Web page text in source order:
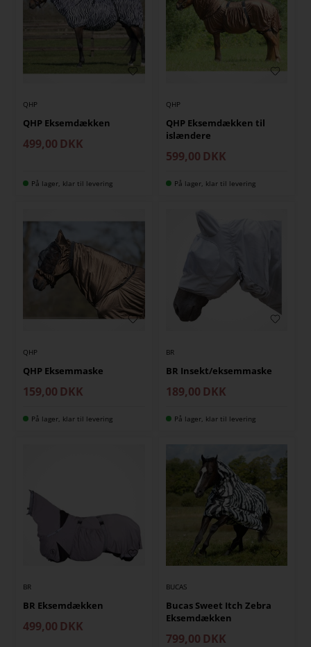
QHP
QHP Eksemdækken
499,00 DKK
På lager, klar til levering
QHP
QHP Eksemdækken til
islændere
599,00 DKK
På lager, klar til levering
QHP
QHP Eksemmaske
159,00 DKK
På lager, klar til levering
BR
BR Insekt/eksemmaske
189,00 DKK
På lager, klar til levering
BR
BR Eksemdækken
499,00 DKK
BUCAS
Bucas Sweet Itch Zebra
Eksemdækken
799,00 DKK